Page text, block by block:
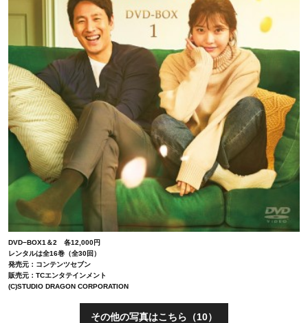
DVD−BOX1＆2 各12,000円
レンタルは全16巻（全30回）
発売元：コンテンツセブン
販売元：TCエンタテインメント
(C)STUDIO DRAGON CORPORATION
その他の写真はこちら（10）